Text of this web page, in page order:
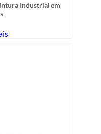
Industrial em